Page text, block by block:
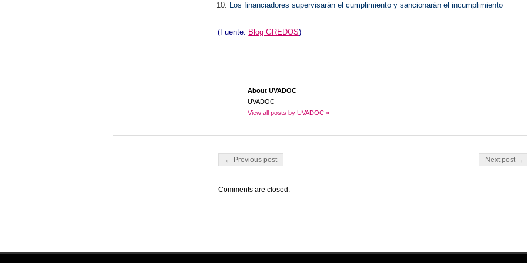
Los financiadores supervisarán el cumplimiento y sancionarán el incumplimiento
(Fuente: Blog GREDOS)
About UVADOC
UVADOC
View all posts by UVADOC »
Post navigation
← Previous post Next post →
Comments are closed.